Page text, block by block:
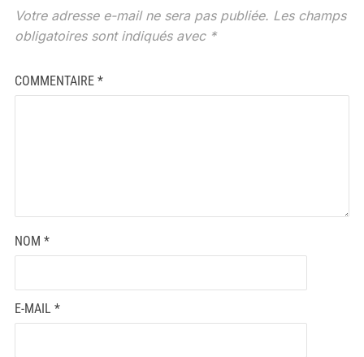
Votre adresse e-mail ne sera pas publiée. Les champs
obligatoires sont indiqués avec *
COMMENTAIRE *
NOM *
E-MAIL *